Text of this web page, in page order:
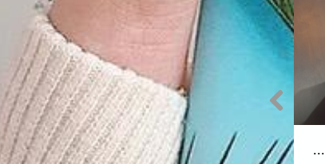
پایانه فروشگاهی مورفان MoreFun مدل H9